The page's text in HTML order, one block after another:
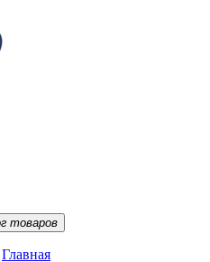
товаров
Главная